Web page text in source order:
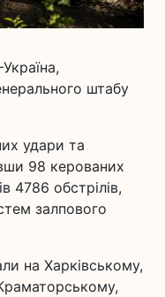
штабу
удари та
98 керованих
4786 обстрілів,
залпового
на Харківському,